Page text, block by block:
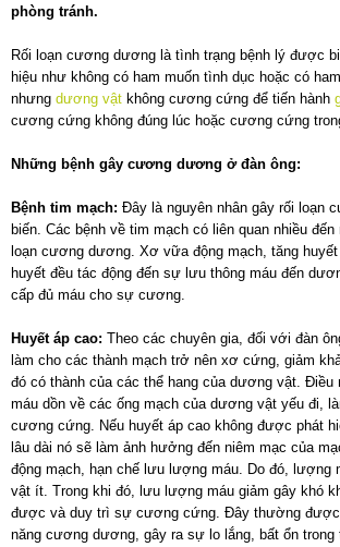
phòng tránh.
Rối loạn cương dương là tình trạng bệnh lý được
hiệu như không có ham muốn tình dục hoặc có
nhưng dương vật không cương cứng để tiến hành
cương cứng không đúng lúc hoặc cương cứng
Những bệnh gây cương dương ở đàn ông:
Bệnh tim mạch: Đây là nguyên nhân gây rối loạn
biến. Các bệnh về tim mạch có liên quan nhiều đến
loạn cương dương. Xơ vữa động mạch, tăng huyết
huyết đều tác động đến sự lưu thông máu đến
cấp đủ máu cho sự cương.
Huyết áp cao: Theo các chuyên gia, đối với đàn
làm cho các thành mạch trở nên xơ cứng, giảm
đó có thành của các thể hang của dương vật.
máu dồn về các ống mạch của dương vật yếu đi,
cương cứng. Nếu huyết áp cao không được phát
lâu dài nó sẽ làm ảnh hưởng đến niêm mạc của
động mạch, hạn chế lưu lượng máu. Do đó, lượng
vật ít. Trong khi đó, lưu lượng máu giảm gây khó
được và duy trì sự cương cứng. Đây thường được
năng cương dương, gây ra sự lo lắng, bất ổn